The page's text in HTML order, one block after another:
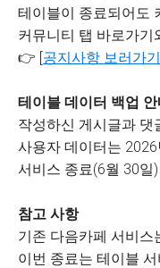
테이블이 종료되어도
커뮤니티 탭 바로가기
👉 [공지사항 보러가기
테이블 데이터 백업 안
작성하신 게시글과 댓
사용자 데이터는
서비스 종료(6월 30일
참고 사항
기존 다음카페 서비스
이번 종료는 테이블